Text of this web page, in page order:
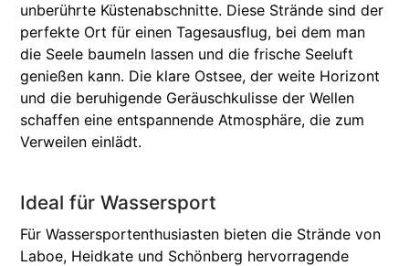
unberührte Küstenabschnitte. Diese Strände sind der
perfekte Ort für einen Tagesausflug, bei dem man
die Seele baumeln lassen und die frische Seeluft
genießen kann. Die klare Ostsee, der weite Horizont
und die beruhigende Geräuschkulisse der Wellen
schaffen eine entspannende Atmosphäre, die zum
Verweilen einlädt.
Ideal für Wassersport
Für Wassersportenthusiasten bieten die Strände von
Laboe, Heidkate und Schönberg hervorragende